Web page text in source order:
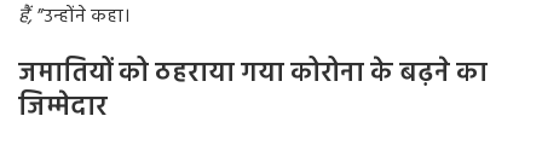
हैं,”उन्होंनेकहा।
जमातियोंकोठहरायागयाकोरोनाकेबढ़नेका
जिम्मेदार